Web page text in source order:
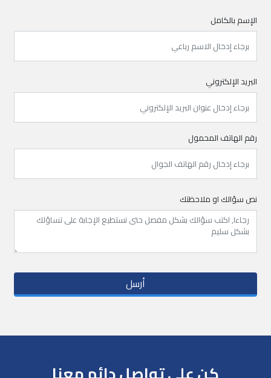
الإسم بالكامل
البريد الإلكتروني
رقم الهاتف المحمول
نص سؤالك او ملاحظتك
أرسل